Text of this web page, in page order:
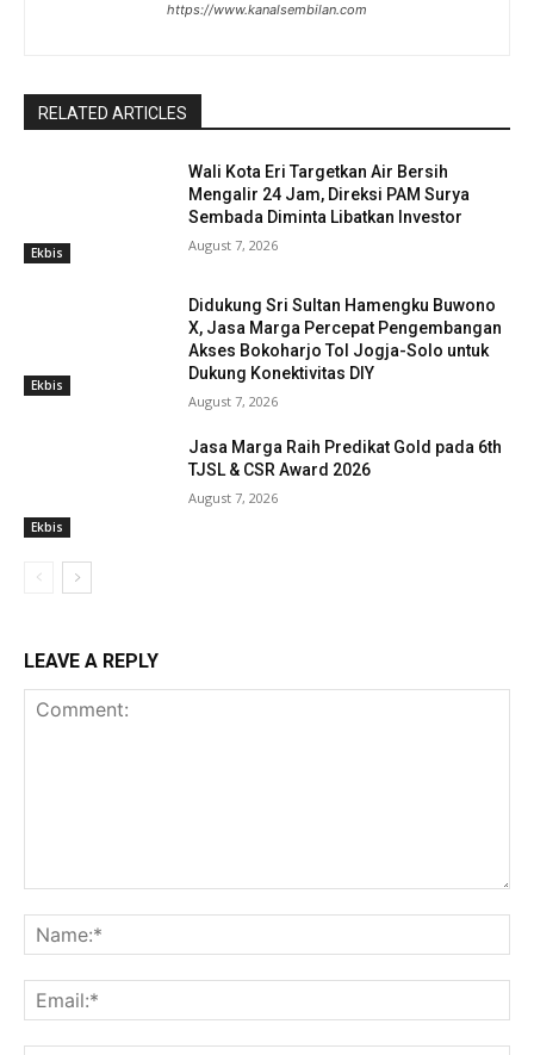
https://www.kanalsembilan.com
RELATED ARTICLES
Ekbis
Wali Kota Eri Targetkan Air Bersih
Mengalir 24 Jam, Direksi PAM Surya
Sembada Diminta Libatkan Investor
August 7, 2026
Ekbis
Didukung Sri Sultan Hamengku Buwono
X, Jasa Marga Percepat Pengembangan
Akses Bokoharjo Tol Jogja-Solo untuk
Dukung Konektivitas DIY
August 7, 2026
Ekbis
Jasa Marga Raih Predikat Gold pada 6th
TJSL & CSR Award 2026
August 7, 2026
LEAVE A REPLY